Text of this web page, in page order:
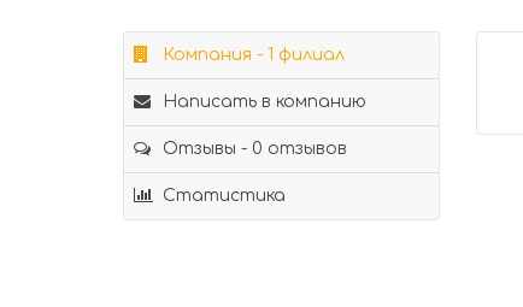
Компания - 1 филиал
Написать в компанию
Отзывы - 0 отзывов
Статистика